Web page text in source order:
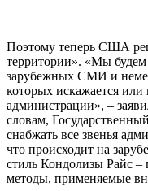
Поэтому теперь США
территории». «Мы будем
зарубежных СМИ и
которых искажается или
администрации», –
словам,
снабжать все звенья
что происходит на
стиль Кондолизы Райс
методы, применяемые